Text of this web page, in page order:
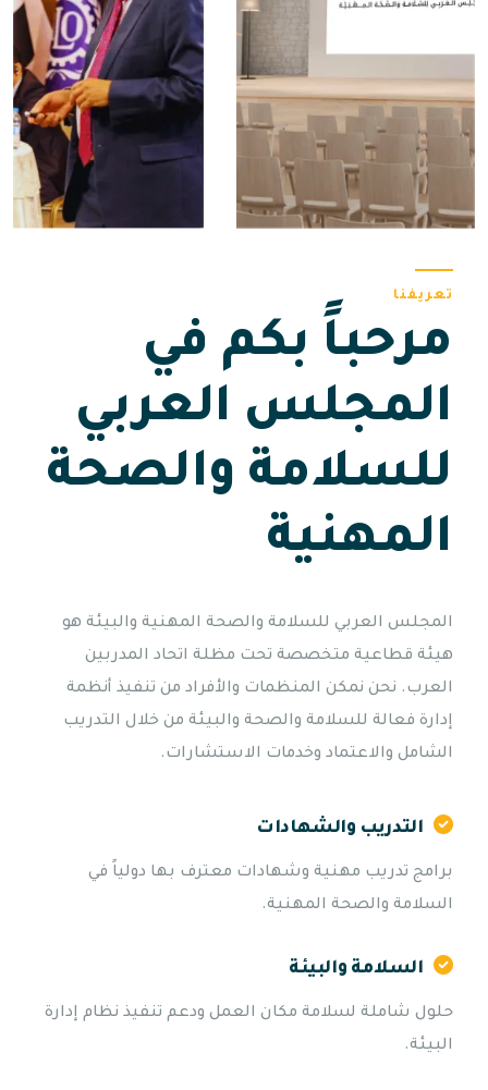
تعريفنا
مرحباً بكم في
المجلس العربي
للسلامة والصحة
المهنية
المجلس العربي للسلامة والصحة المهنية والبيئة هو
هيئة قطاعية متخصصة تحت مظلة اتحاد المدربين
العرب. نحن نمكن المنظمات والأفراد من تنفيذ أنظمة
إدارة فعالة للسلامة والصحة والبيئة من خلال التدريب
الشامل والاعتماد وخدمات الاستشارات.
التدريب والشهادات
برامج تدريب مهنية وشهادات معترف بها دولياً في
السلامة والصحة المهنية.
السلامة والبيئة
حلول شاملة لسلامة مكان العمل ودعم تنفيذ نظام إدارة
البيئة.